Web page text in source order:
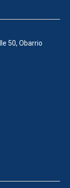
50, Obarrio